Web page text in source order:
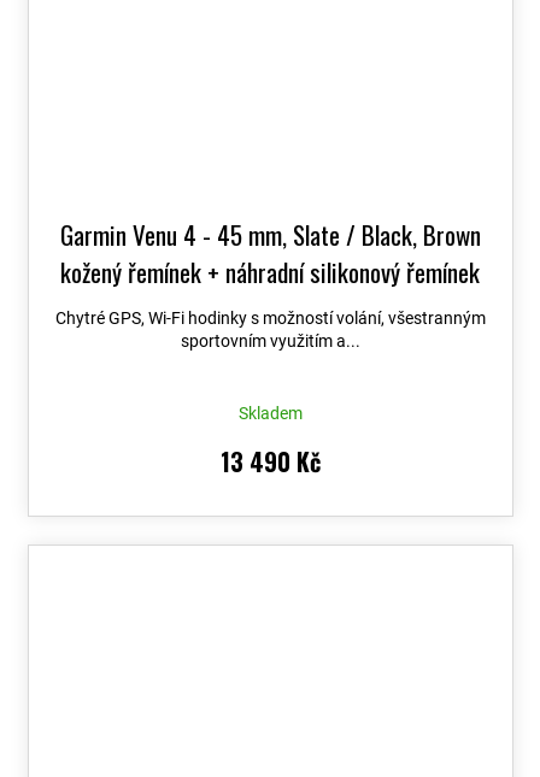
Garmin Venu 4 - 45 mm, Slate / Black, Brown
kožený řemínek + náhradní silikonový řemínek
010-03014-03
Chytré GPS, Wi-Fi hodinky s možností volání, všestranným
sportovním využitím a...
Skladem
13 490 Kč